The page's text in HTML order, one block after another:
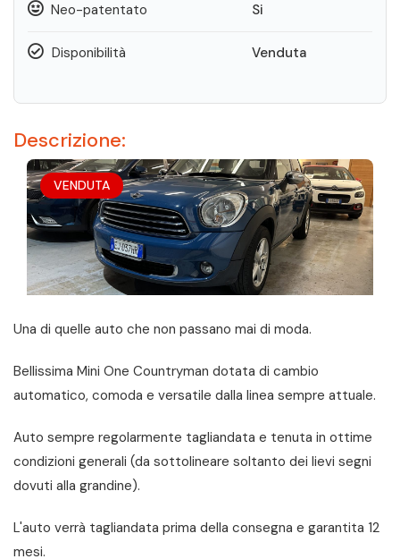
Descrizione:
VENDUTA
Una di quelle auto che non passano mai di moda.
Bellissima Mini One Countryman dotata di cambio
automatico, comoda e versatile dalla linea sempre attuale.
Auto sempre regolarmente tagliandata e tenuta in ottime
condizioni generali (da sottolineare soltanto dei lievi segni
dovuti alla grandine).
L'auto verrà tagliandata prima della consegna e garantita 12
mesi.
Neo-patentato Si
Disponibilità Venduta